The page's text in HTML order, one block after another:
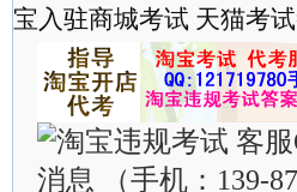
宝入驻商城考试 天猫考